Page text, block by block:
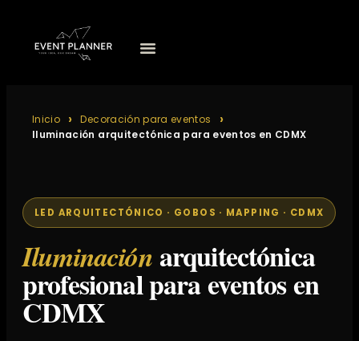
Inicio
Decoración para eventos
Iluminación arquitectónica para eventos en CDMX
LED ARQUITECTÓNICO · GOBOS · MAPPING · CDMX
Iluminaciónarquitectónica
profesional para eventos en
CDMX